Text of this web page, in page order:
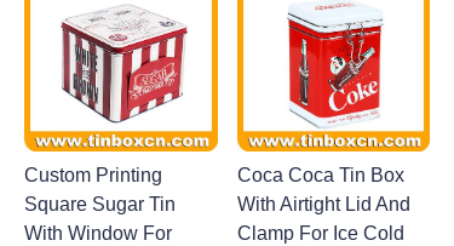
Custom Printing
Square Sugar Tin
With Window For
Coca Coca Tin Box
With Airtight Lid And
Clamp For Ice Cold